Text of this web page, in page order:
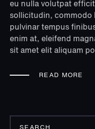
eu nulla volutpat
sollicitudin, commodo
pulvinar tempus
enim at, eleifend
sit amet elit aliquam
READ MORE